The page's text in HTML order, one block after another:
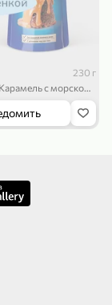
230 г
Соус «Calve» Карамель с морской солью, 230 г